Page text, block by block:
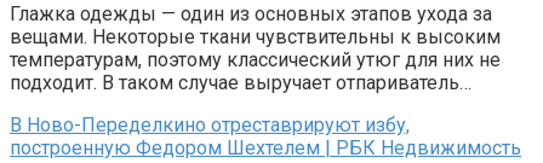
Глажка одежды — один из основных этапов ухода за
вещами. Некоторые ткани чувствительны к высоким
температурам, поэтому классический утюг для них не
подходит. В таком случае выручает отпариватель…
В Ново-Переделкино отреставрируют избу,
построенную Федором Шехтелем | РБК Недвижимость